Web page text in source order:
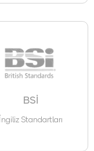
BSİ
İngiliz Standartları